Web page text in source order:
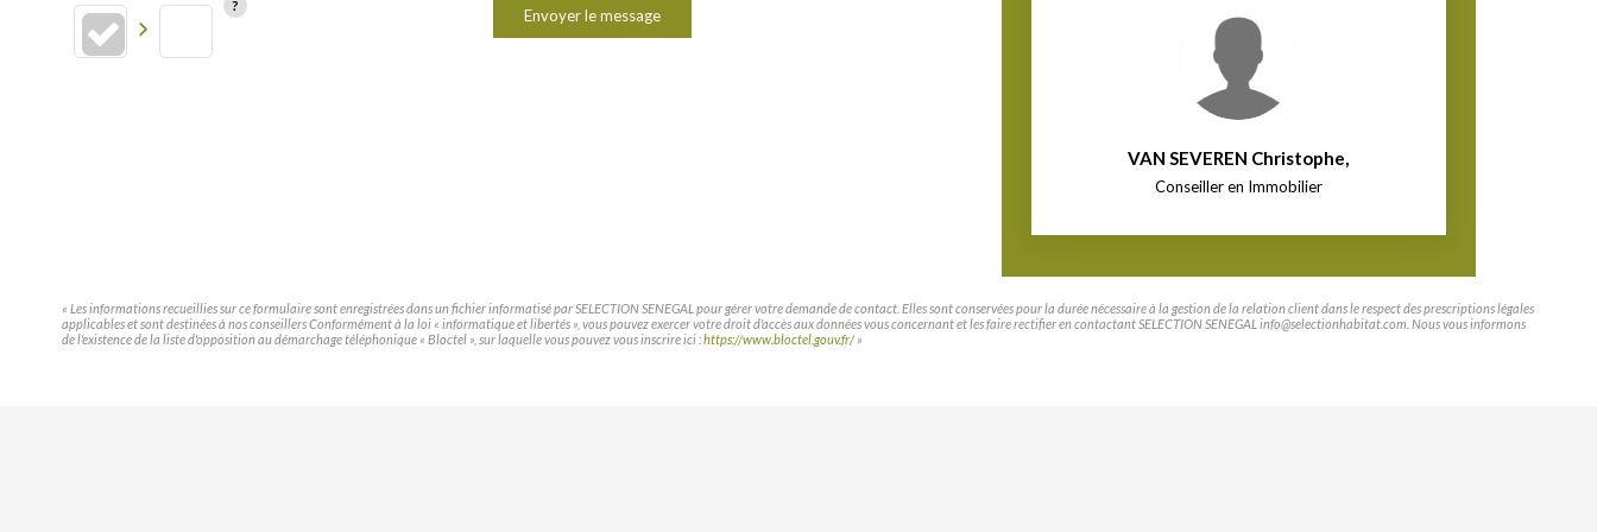
Envoyer le message
VAN SEVEREN Christophe,
Conseiller en Immobilier
« Les informations recueillies sur ce formulaire sont enregistrées dans un fichier informatisé par SELECTION SENEGAL pour gérer votre demande de contact. Elles sont conservées pour la durée nécessaire à la gestion de la relation client dans le respect des prescriptions légales
applicables et sont destinées à nos conseillers Conformément à la loi « informatique et libertés », vous pouvez exercer votre droit d'accès aux données vous concernant et les faire rectifier en contactant SELECTION SENEGAL info@selectionhabitat.com. Nous vous informons
de l'existence de la liste d'opposition au démarchage téléphonique « Bloctel », sur laquelle vous pouvez vous inscrire ici :https://www.bloctel.gouv.fr/»